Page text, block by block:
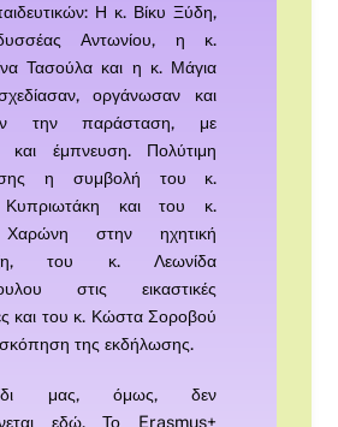
Η κ. Βίκυ Ξύδη,
Αντωνίου, η κ.
Τασούλα και η κ. Μάγια
οργάνωσαν και
την παράσταση, με
και έμπνευση. Πολύτιμη
η συμβολή του κ.
και του κ.
στην ηχητική
του κ. Λεωνίδα
στις εικαστικές
και του κ. Κώστα Σοροβού
της εκδήλωσης.
μας, όμως, δεν
εδώ. Το Erasmus+